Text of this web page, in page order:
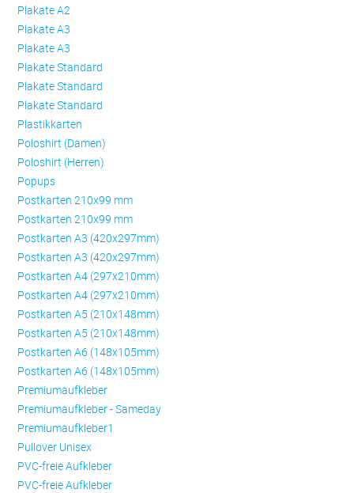
Plakate A2
Plakate A3
Plakate A3
Plakate Standard
Plakate Standard
Plakate Standard
Plastikkarten
Poloshirt (Damen)
Poloshirt (Herren)
Popups
Postkarten 210x99 mm
Postkarten 210x99 mm
Postkarten A3 (420x297mm)
Postkarten A3 (420x297mm)
Postkarten A4 (297x210mm)
Postkarten A4 (297x210mm)
Postkarten A5 (210x148mm)
Postkarten A5 (210x148mm)
Postkarten A6 (148x105mm)
Postkarten A6 (148x105mm)
Premiumaufkleber
Premiumaufkleber - Sameday
Premiumaufkleber1
Pullover Unisex
PVC-freie Aufkleber
PVC-freie Aufkleber